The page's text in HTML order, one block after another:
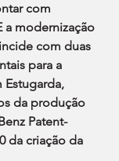
com
a modernização
com duas
para a
Estugarda,
da produção
Patent-
da criação da